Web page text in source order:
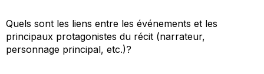
Quels sont les liens entre les événements et les
principaux protagonistes du récit (narrateur,
personnage principal, etc.)?